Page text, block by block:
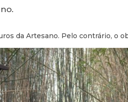
da Artesano. Pelo contrário, o